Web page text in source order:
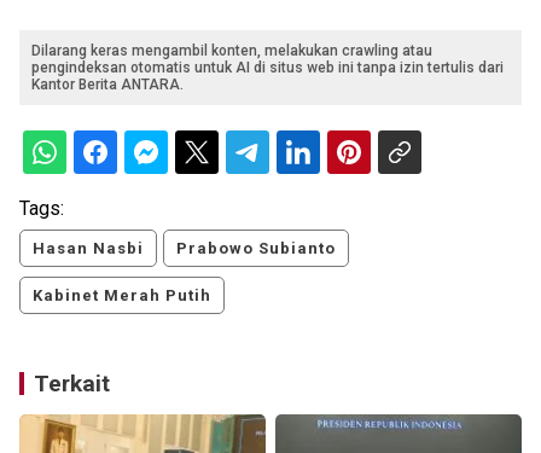
Dilarang keras mengambil konten, melakukan crawling atau
pengindeksan otomatis untuk AI di situs web ini tanpa izin tertulis dari
Kantor Berita ANTARA.
Tags:
Hasan Nasbi Prabowo Subianto
Kabinet Merah Putih
Terkait